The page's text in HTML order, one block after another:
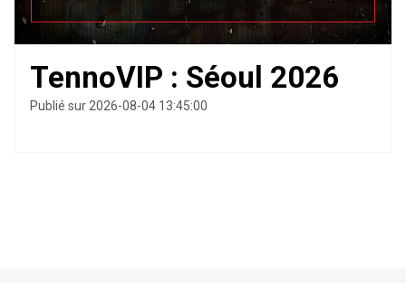
TennoVIP : Séoul 2026
Publié sur 2026-08-04 13:45:00